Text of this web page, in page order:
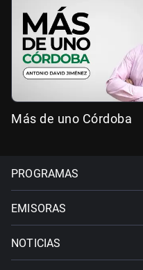
Más de uno Córdoba
PROGRAMAS
EMISORAS
NOTICIAS